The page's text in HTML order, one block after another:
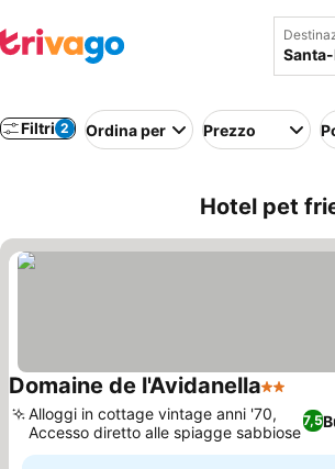
Filtri 2 Ordina per Prezzo
Hotel pet
Domaine de l'Avidanella2 Stelle
7,5
Alloggi in cottage vintage anni '70,
Accesso diretto alle spiagge sabbiose